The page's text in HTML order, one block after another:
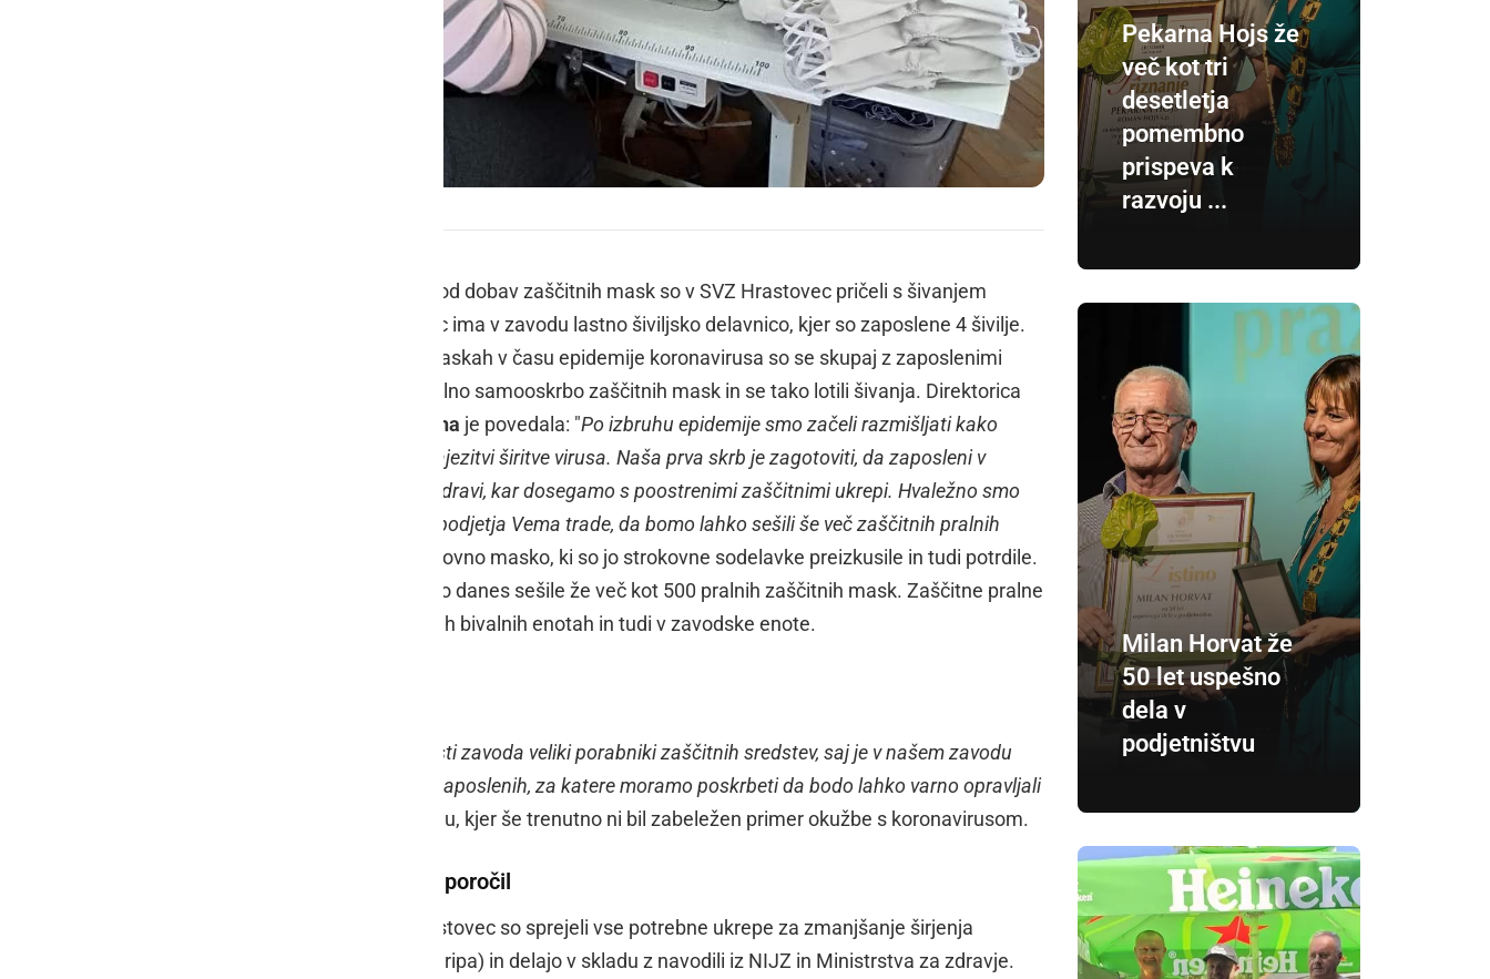
Z namenom povečati neodvisnosti od dobav zaščitnih mask so v SVZ Hrastovec pričeli s šivanjem
lastnih pralnih mask. SVZ Hrastovec ima v zavodu lastno šiviljsko delavnico, kjer so zaposlene 4 šivilje.
Zaradi velikih potreb po zaščitnih maskah v času epidemije koronavirusa so se skupaj z zaposlenimi
odločili, da tudi sami poskrbijo za delno samooskrbo zaščitnih mask in se tako lotili šivanja. Direktorica
mag. Andreja Raduha je povedala: "Po izbruhu epidemije smo začeli razmišljati kako
lahko pomagamo, pripomoremo k zajezitvi širitve virusa. Naša prva skrb je zagotoviti, da zaposleni v
zavodu in naši stanovalci ostanejo zdravi, kar dosegamo s poostrenimi zaščitnimi ukrepi. Hvaležno smo
sprejeli donacijo 50 metrov blaga iz podjetja Vema trade, da bomo lahko sešili še več zaščitnih pralnih
." Šivilje so najprej izdelale osnovno masko, ki so jo strokovne sodelavke preizkusile in tudi potrdile.
Po potrditvi so se lotile izdelave in do danes sešile že več kot 500 pralnih zaščitnih mask. Zaščitne pralne
maske bodo razdelili v 25 dislociranih bivalnih enotah in tudi v zavodske enote.
Zavedamo se da, smo zaradi velikosti zavoda veliki porabniki zaščitnih sredstev, saj je v našem zavodu
skupno kar 640 stanovalcev in 480 zaposlenih, za katere moramo poskrbeti da bodo lahko varno opravljali
," so še ob tem povedali v zavodu, kjer še trenutno ni bil zabeležen primer okužbe s koronavirusom.
Redno spremljanje navodil in priporočil
V Socialno varstvenem zavodu Hrastovec so sprejeli vse potrebne ukrepe za zmanjšanje širjenja
respiratornih obolenj (koronavirus, gripa) in delajo v skladu z navodili iz NIJZ in Ministrstva za zdravje.
Pekarna Hojs že
več kot tri
desetletja
pomembno
prispeva k
razvoju ...
Milan Horvat že
50 let uspešno
dela v
podjetništvu